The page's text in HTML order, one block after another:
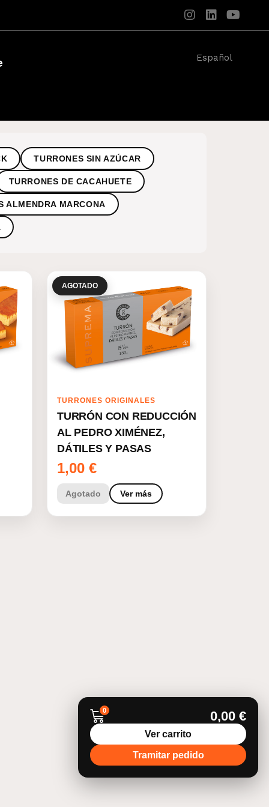
Español
TURRONES SIN AZÚCAR
TURRONES DE CACAHUETE
ALMENDRA MARCONA
AGOTADO
TURRONES ORIGINALES
TURRÓN CON REDUCCIÓN
AL PEDRO XIMÉNEZ,
DÁTILES Y PASAS
1,00 €
Agotado Ver más
0 0,00 €
Ver carrito
Tramitar pedido